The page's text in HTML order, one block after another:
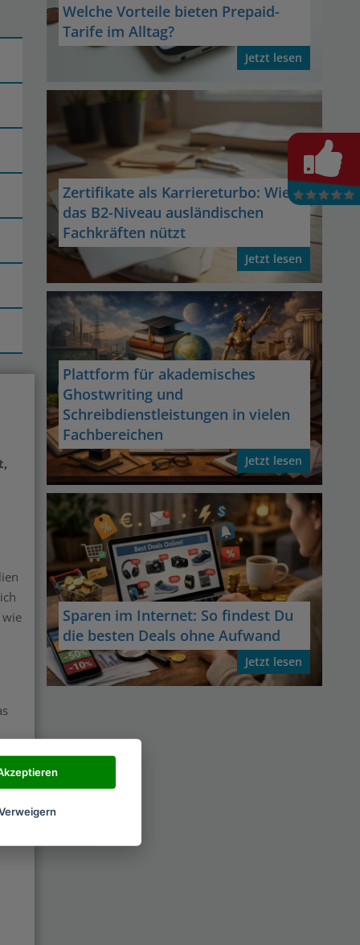
wie
Welche Vorteile bieten Prepaid-
Tarife im Alltag?
Jetzt lesen
Zertifikate als Karriereturbo: Wie
das B2-Niveau ausländischen
Fachkräften nützt
Jetzt lesen
Plattform für akademisches
Ghostwriting und
Schreibdienstleistungen in vielen
Fachbereichen
Jetzt lesen
Sparen im Internet: So findest Du
die besten Deals ohne Aufwand
Jetzt lesen